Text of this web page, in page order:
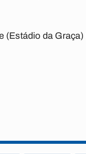
(Estádio da Graça)